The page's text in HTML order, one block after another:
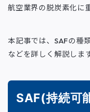
航空業界の脱炭素化に
本記事では、SAFの種
などを詳しく解説します
SAF(持続可